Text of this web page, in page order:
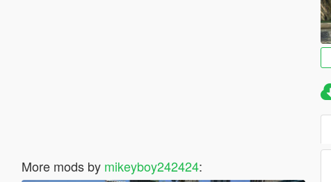
More mods by mikeyboy242424: